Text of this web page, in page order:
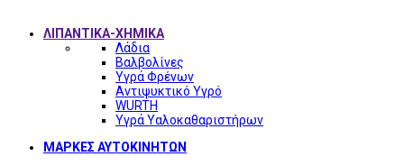
ΛΙΠΑΝΤΙΚΑ-ΧΗΜΙΚΑ
Λάδια
Βαλβολίνες
Υγρά Φρένων
Αντιψυκτικό Υγρό
WURTH
Υγρά Υαλοκαθαριστήρων
ΜΑΡΚΕΣ ΑΥΤΟΚΙΝΗΤΩΝ